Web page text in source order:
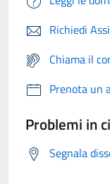
Richiedi
Chiama il
Prenota un
Problemi in
Segnala